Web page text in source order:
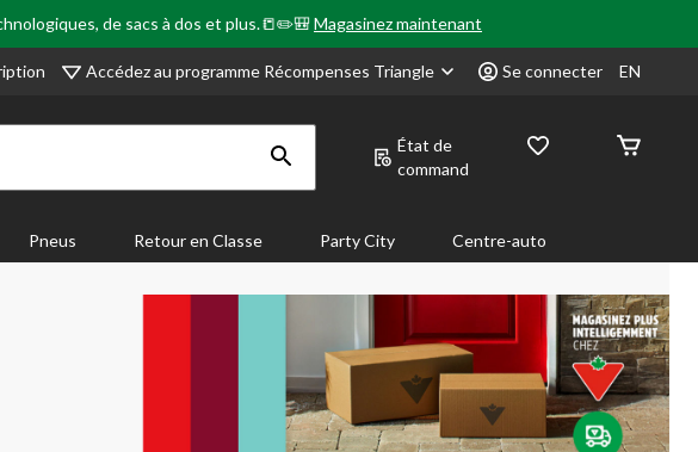
de sacs à dos et plus.📒✏️🎒Magasinez maintenant
Accédez au programme Récompenses Triangle Se connecter EN
État de
command
Pneus Retour en Classe Party City Centre-auto